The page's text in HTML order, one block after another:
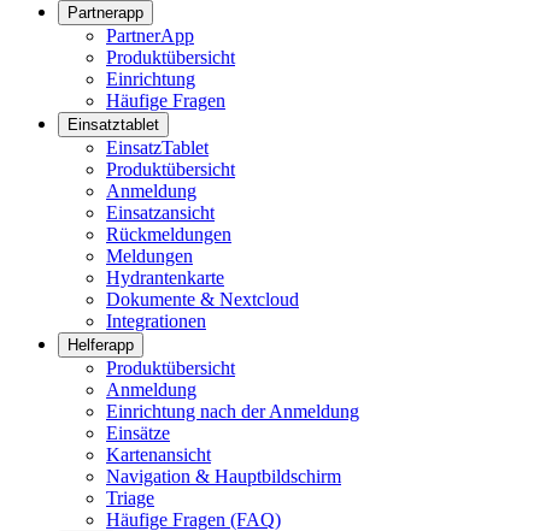
Partnerapp
PartnerApp
Produktübersicht
Einrichtung
Häufige Fragen
Einsatztablet
EinsatzTablet
Produktübersicht
Anmeldung
Einsatzansicht
Rückmeldungen
Meldungen
Hydrantenkarte
Dokumente & Nextcloud
Integrationen
Helferapp
Produktübersicht
Anmeldung
Einrichtung nach der Anmeldung
Einsätze
Kartenansicht
Navigation & Hauptbildschirm
Triage
Häufige Fragen (FAQ)